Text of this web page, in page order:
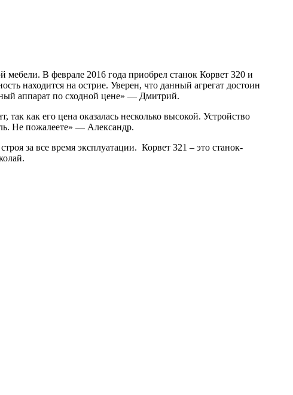
В феврале 2016 года приобрел станок Корвет 320 и
находится на острие. Уверен, что данный агрегат достоин
аппарат по сходной цене» — Дмитрий.
как его цена оказалась несколько высокой. Устройство
Не пожалеете» — Александр.
за все время эксплуатации. Корвет 321 – это станок-